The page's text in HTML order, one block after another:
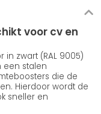
voor cv en
in zwart (RAL 9005)
een stalen
die de
Hierdoor wordt de
sneller en